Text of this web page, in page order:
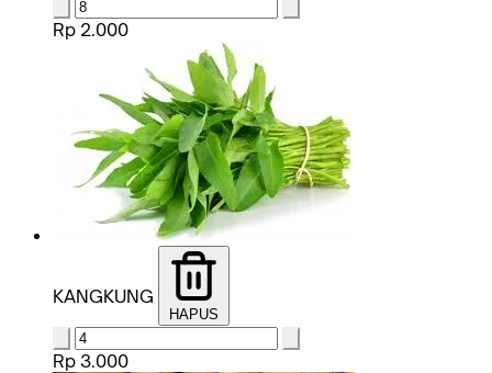
Rp 2.000
KANGKUNG
HAPUS
Rp 3.000